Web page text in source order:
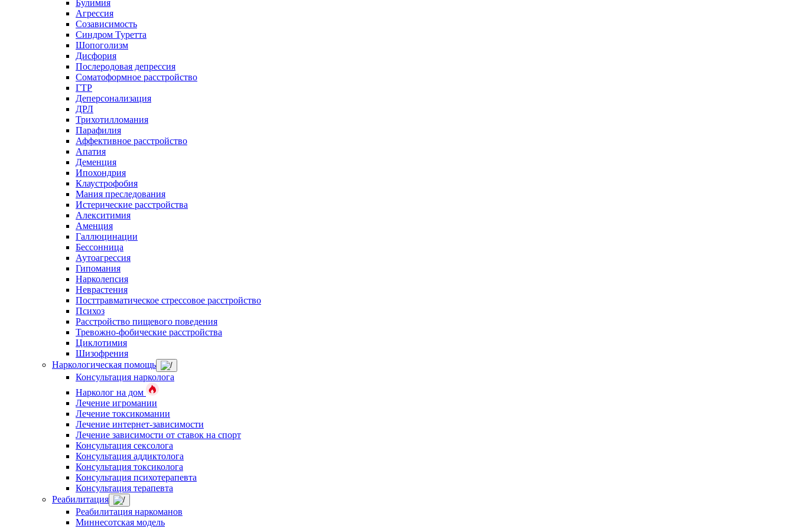
Булимия
Агрессия
Созависимость
Синдром Туретта
Шопоголизм
Дисфория
Послеродовая депрессия
Соматоформное расстройство
ГТР
Деперсонализация
ДРЛ
Трихотилломания
Парафилия
Аффективное расстройство
Апатия
Деменция
Ипохондрия
Клаустрофобия
Мания преследования
Истерические расстройства
Алекситимия
Аменция
Галлюцинации
Бессонница
Аутоагрессия
Гипомания
Нарколепсия
Неврастения
Посттравматическое стрессовое расстройство
Психоз
Расстройство пищевого поведения
Тревожно-фобические расстройства
Циклотимия
Шизофрения
Наркологическая помощь
Консультация нарколога
Нарколог на дом
Лечение игромании
Лечение токсикомании
Лечение интернет-зависимости
Лечение зависимости от ставок на спорт
Консультация сексолога
Консультация аддиктолога
Консультация токсиколога
Консультация психотерапевта
Консультация терапевта
Реабилитация
Реабилитация наркоманов
Миннесотская модель